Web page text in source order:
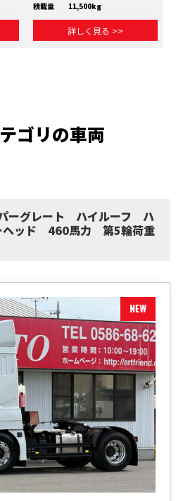
積載量
11,500kg
詳しく見る >>
ゴリの車両
ーグレート ハイルーフ ハ
ヘッド 460馬力 第5輪荷重